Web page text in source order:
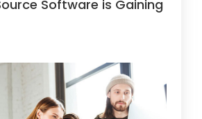
Software is Gaining